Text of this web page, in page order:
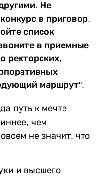
Не
в приговор.
список
в приемные
ректорских,
маршрут".
путь к мечте
чем
не значит, что
и высшего